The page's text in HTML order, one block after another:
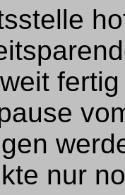
nur